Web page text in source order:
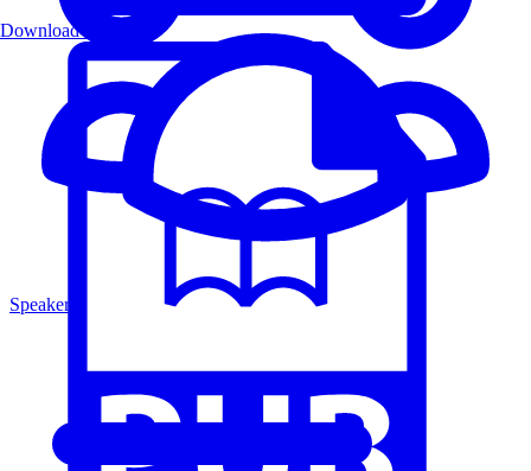
Speakers
Download PDF